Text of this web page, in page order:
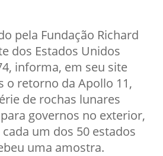
pela Fundação Richard
dos Estados Unidos
informa, em seu site
o retorno da Apollo 11,
de rochas lunares
governos no exterior,
um dos 50 estados
uma amostra.